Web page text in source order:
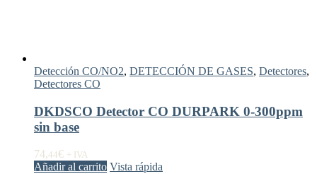
Detección CO/NO2, DETECCIÓN DE GASES, Detectores,
Detectores CO
DKDSCO Detector CO DURPARK 0-300ppm
sin base
74,44€ + IVA
Añadir al carrito Vista rápida